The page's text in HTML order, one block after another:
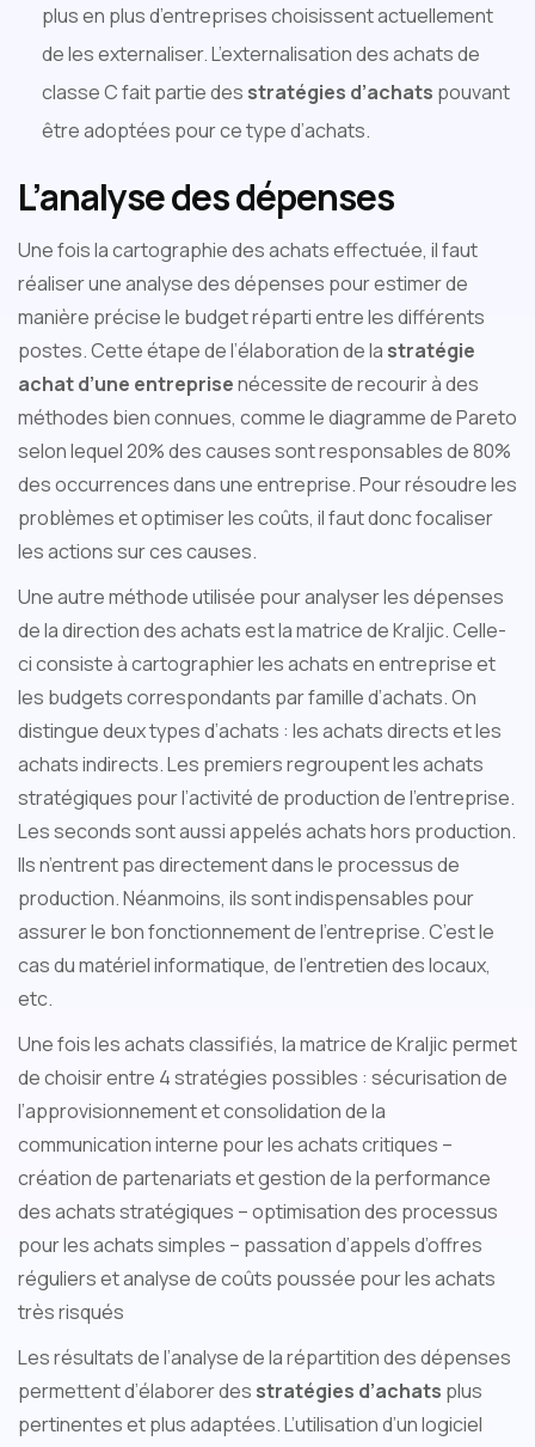
plus en plus d’entreprises choisissent actuellement
de les externaliser. L’externalisation des achats de
classe C fait partie des stratégies d’achats pouvant
être adoptées pour ce type d’achats.
L’analyse des dépenses
Une fois la cartographie des achats effectuée, il faut
réaliser une analyse des dépenses pour estimer de
manière précise le budget réparti entre les différents
postes. Cette étape de l’élaboration de la stratégie
achat d’une entreprisenécessite de recourir à des
méthodes bien connues, comme le diagramme de Pareto
selon lequel 20% des causes sont responsables de 80%
des occurrences dans une entreprise. Pour résoudre les
problèmes et optimiser les coûts, il faut donc focaliser
les actions sur ces causes.
Une autre méthode utilisée pour analyser les dépenses
de la direction des achats est la matrice de Kraljic. Celle-
ci consiste à cartographier les achats en entreprise et
les budgets correspondants par famille d’achats. On
distingue deux types d’achats : les achats directs et les
achats indirects. Les premiers regroupent les achats
stratégiques pour l’activité de production de l’entreprise.
Les seconds sont aussi appelés achats hors production.
Ils n’entrent pas directement dans le processus de
production. Néanmoins, ils sont indispensables pour
assurer le bon fonctionnement de l’entreprise. C’est le
cas du matériel informatique, de l’entretien des locaux,
etc.
Une fois les achats classifiés, la matrice de Kraljic permet
de choisir entre 4 stratégies possibles : sécurisation de
l’approvisionnement et consolidation de la
communication interne pour les achats critiques –
création de partenariats et gestion de la performance
des achats stratégiques – optimisation des processus
pour les achats simples – passation d’appels d’offres
réguliers et analyse de coûts poussée pour les achats
très risqués
Les résultats de l’analyse de la répartition des dépenses
permettent d’élaborer des stratégies d’achats plus
pertinentes et plus adaptées. L’utilisation d’un logiciel